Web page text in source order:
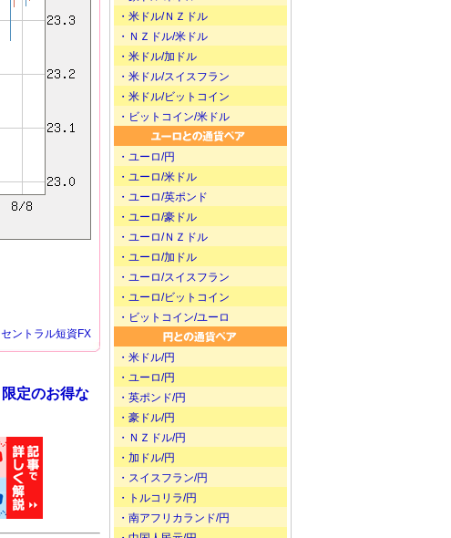
セントラル短資FX
定のお得な
・米ドル/ＮＺドル
・ＮＺドル/米ドル
・米ドル/加ドル
・米ドル/スイスフラン
・米ドル/ビットコイン
・ビットコイン/米ドル
・ユーロ/円
・ユーロ/米ドル
・ユーロ/英ポンド
・ユーロ/豪ドル
・ユーロ/ＮＺドル
・ユーロ/加ドル
・ユーロ/スイスフラン
・ユーロ/ビットコイン
・ビットコイン/ユーロ
・米ドル/円
・ユーロ/円
・英ポンド/円
・豪ドル/円
・ＮＺドル/円
・加ドル/円
・スイスフラン/円
・トルコリラ/円
・南アフリカランド/円